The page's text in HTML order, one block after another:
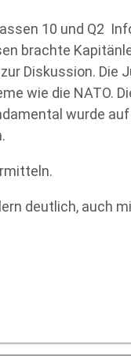
10 und Q2
brachte
Diskussion. Die
wie die NATO.
wurde
deutlich, auch